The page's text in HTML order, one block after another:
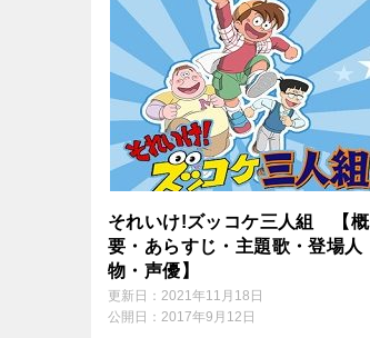
それいけ!ズッコケ三人組 【概
要・あらすじ・主題歌・登場人
物・声優】
更新日： 2021年11月18日
公開日： 2017年9月12日